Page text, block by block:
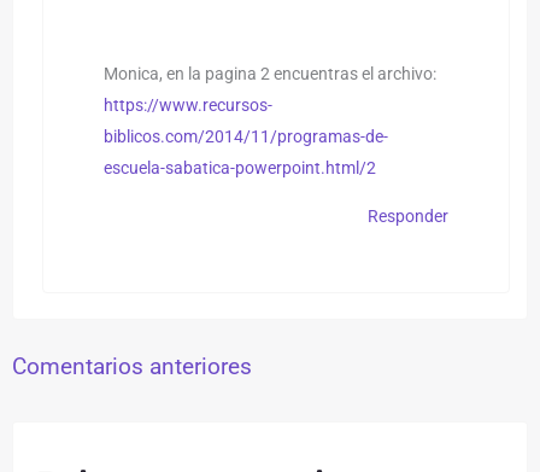
Monica, en la pagina 2 encuentras el archivo:
https://www.recursos-
biblicos.com/2014/11/programas-de-
escuela-sabatica-powerpoint.html/2
Responder
Comentarios anteriores